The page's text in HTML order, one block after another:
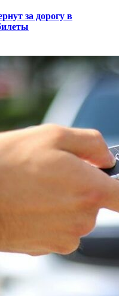
за дорогу в